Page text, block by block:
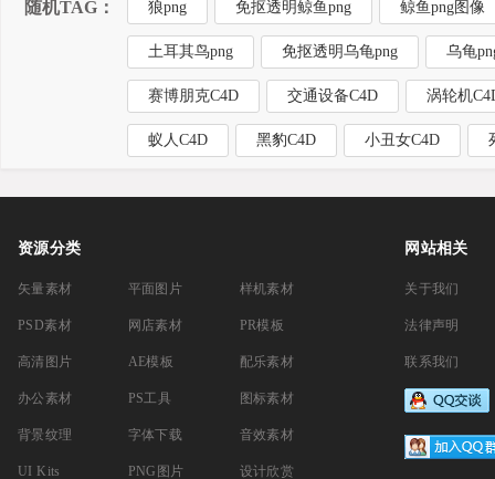
随机TAG： 狼png 免抠透明鲸鱼png 鲸鱼png图像
土耳其鸟png 免抠透明乌龟png 乌龟
赛博朋克C4D 交通设备C4D 涡轮机
蚁人C4D 黑豹C4D 小丑女C4D
资源分类
矢量素材
PSD素材
高清图片
办公素材
背景纹理
UI Kits
平面图片
网店素材
AE模板
PS工具
字体下载
PNG图片
样机素材
PR模板
配乐素材
图标素材
音效素材
设计欣赏
网站相关
关于我们
法律声明
联系我们